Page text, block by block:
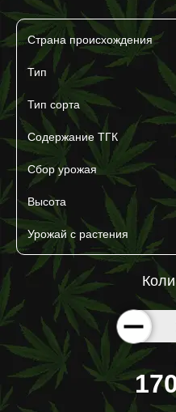
Страна происхождения
Тип
Тип сорта
Содержание ТГК
Сбор урожая
Высота
Урожай с растения